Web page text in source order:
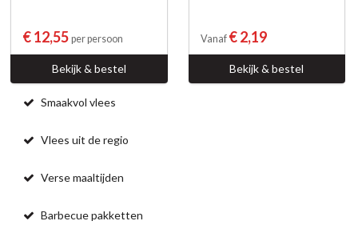
€ 12,55 per persoon
Bekijk & bestel
Vanaf € 2,19
Bekijk & bestel
Smaakvol vlees
Vlees uit de regio
Verse maaltijden
Barbecue pakketten